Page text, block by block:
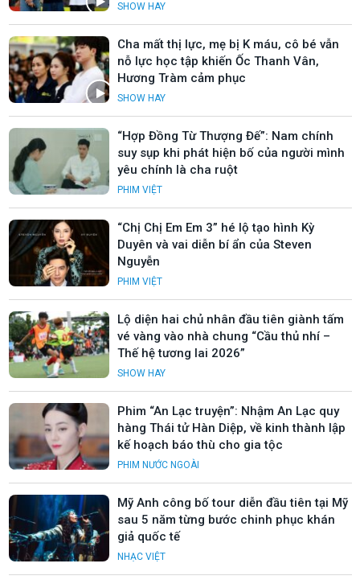
SHOW HAY
Cha mất thị lực, mẹ bị K máu, cô bé vẫn
nỗ lực học tập khiến Ốc Thanh Vân,
Hương Tràm cảm phục
SHOW HAY
“Hợp Đồng Từ Thượng Đế”: Nam chính
suy sụp khi phát hiện bố của người mình
yêu chính là cha ruột
PHIM VIỆT
“Chị Chị Em Em 3” hé lộ tạo hình Kỳ
Duyên và vai diễn bí ẩn của Steven
Nguyễn
PHIM VIỆT
Lộ diện hai chủ nhân đầu tiên giành tấm
vé vàng vào nhà chung “Cầu thủ nhí –
Thế hệ tương lai 2026”
SHOW HAY
Phim “An Lạc truyện”: Nhậm An Lạc quy
hàng Thái tử Hàn Diệp, về kinh thành lập
kế hoạch báo thù cho gia tộc
PHIM NƯỚC NGOÀI
Mỹ Anh công bố tour diễn đầu tiên tại Mỹ
sau 5 năm từng bước chinh phục khán
giả quốc tế
NHẠC VIỆT